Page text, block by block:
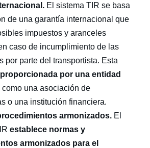
El sistema TIR se basa
de una garantía internacional que
impuestos y aranceles
caso de incumplimiento de las
por parte del transportista. Esta
por una entidad
como una asociación de
o una institución financiera.
armonizados. El
establece normas y
armonizados para el